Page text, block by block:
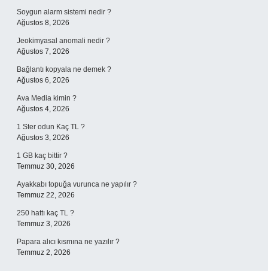
Soygun alarm sistemi nedir ?
Ağustos 8, 2026
Jeokimyasal anomali nedir ?
Ağustos 7, 2026
Bağlantı kopyala ne demek ?
Ağustos 6, 2026
Ava Media kimin ?
Ağustos 4, 2026
1 Ster odun Kaç TL ?
Ağustos 3, 2026
1 GB kaç bittir ?
Temmuz 30, 2026
Ayakkabı topuğa vurunca ne yapılır ?
Temmuz 22, 2026
250 hattı kaç TL ?
Temmuz 3, 2026
Papara alıcı kısmına ne yazılır ?
Temmuz 2, 2026